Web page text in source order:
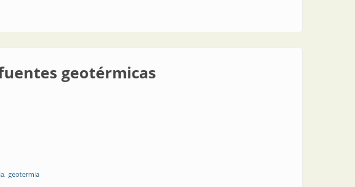
geotérmicas
geotermia